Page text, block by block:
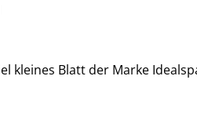
kleines Blatt der Marke